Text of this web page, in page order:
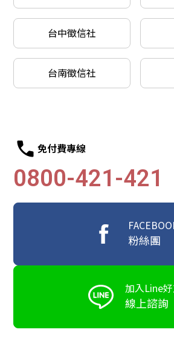
台中徵信社
台南徵信社
免付費專線
0800-421-421
粉絲團
加入Line
線上諮詢